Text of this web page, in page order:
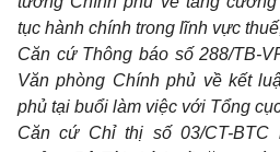
tục hành chính trong lĩnh vực
Căn cứ Thông báo số 288/TB-
Văn phòng Chính phủ về kết
phủ tại buổi làm việc với Tổng
Căn cứ Chỉ thị số 03/CT-BTC